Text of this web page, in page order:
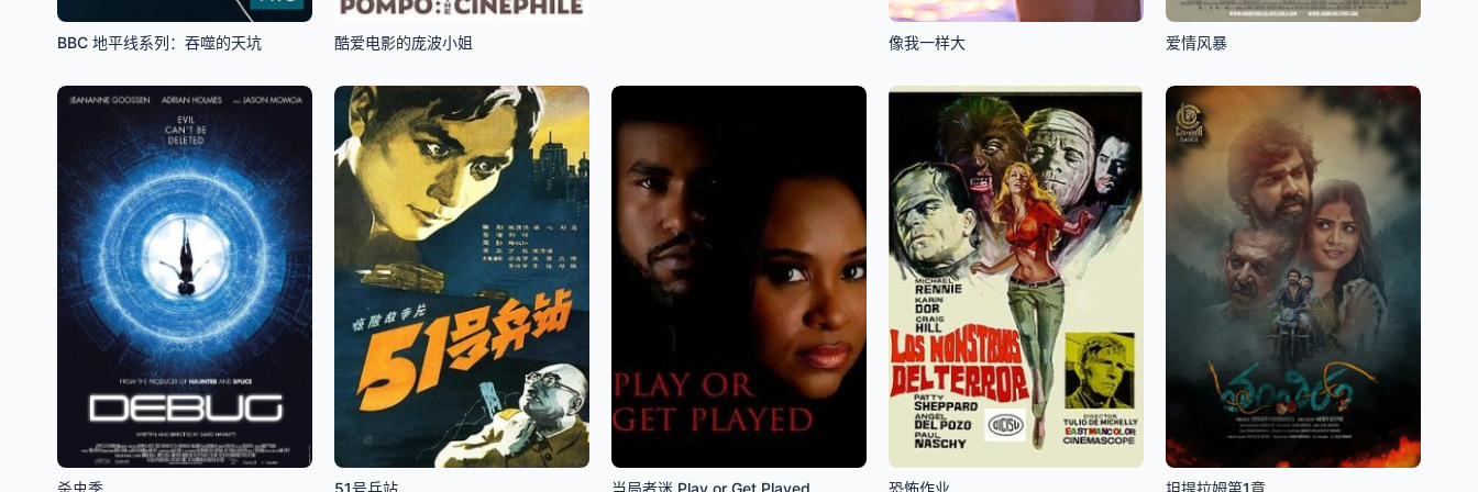
BBC 地平线系列：吞噬的天坑 酷爱电影的庞波小姐 像我一样大 爱情风暴
杀虫季 51号兵站 当局者迷 Play or Get Played 恐怖作业 坦提拉姆第1章